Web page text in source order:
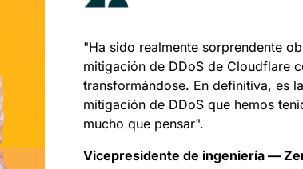
"Ha sido realmente sorprendente
mitigación de DDoS de Cloudflare
transformándose. En definitiva, es
mitigación de DDoS que hemos
mucho que pensar".
Vicepresidente de ingeniería —